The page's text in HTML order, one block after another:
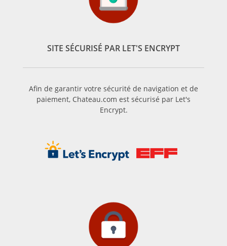
SITE SÉCURISÉ PAR LET'S ENCRYPT
Afin de garantir votre sécurité de navigation et de
paiement, Chateau.com est sécurisé par Let's
Encrypt.